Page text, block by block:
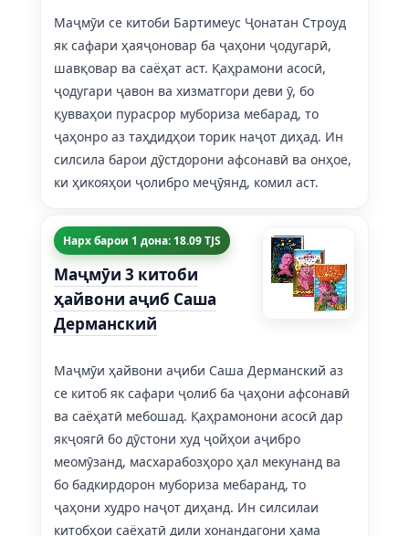
Маҷмӯи се китоби Бартимеус Ҷонатан Строуд
як сафари ҳаяҷоновар ба ҷаҳони ҷодугарӣ,
шавқовар ва саёҳат аст. Қаҳрамони асосӣ,
ҷодугари ҷавон ва хизматгори деви ӯ, бо
қувваҳои пурасрор мубориза мебарад, то
ҷаҳонро аз таҳдидҳои торик наҷот диҳад. Ин
силсила барои дӯстдорони афсонавӣ ва онҳое,
ки ҳикояҳои ҷолибро меҷӯянд, комил аст.
Нарх барои 1 дона: 18.09 TJS
Маҷмӯи 3 китоби
ҳайвони аҷиб Саша
Дерманский
Маҷмӯи ҳайвони аҷиби Саша Дерманский аз
се китоб як сафари ҷолиб ба ҷаҳони афсонавӣ
ва саёҳатӣ мебошад. Қаҳрамонони асосӣ дар
якҷоягӣ бо дӯстони худ ҷойҳои аҷибро
меомӯзанд, масхарабозҳоро ҳал мекунанд ва
бо бадкирдорон мубориза мебаранд, то
ҷаҳони худро наҷот диҳанд. Ин силсилаи
китобҳои саёҳатӣ дили хонандагони ҳама